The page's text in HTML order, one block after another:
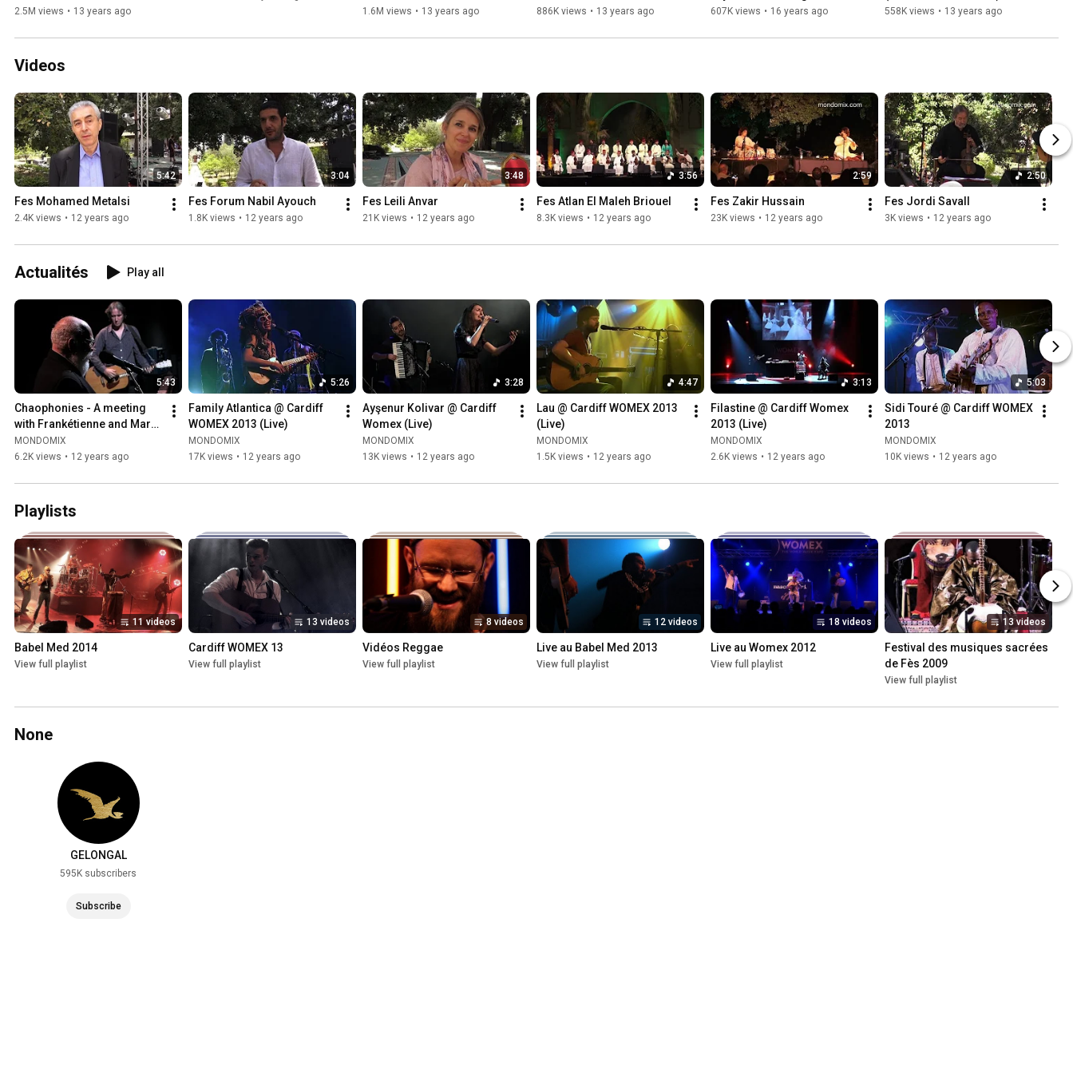
2.5M views • 13 years ago 1.6M views • 13 years ago 886K views • 13 years ago
Festival de Fès 2010
607K views • 16 years ago 558K views • 13 years ago
Videos
5:42
Fes Mohamed Metalsi
2.4K views • 12 years ago
3:04
Fes Forum Nabil Ayouch
1.8K views • 12 years ago
3:48
Fes Leili Anvar
21K views • 12 years ago
3:56
Fes Atlan El Maleh Briouel
8.3K views • 12 years ago
2:59
Fes Zakir Hussain
23K views • 12 years ago
2:50
Fes Jordi Savall
3K views • 12 years ago
Actualités Play all
5:43
Chaophonies - A meeting
with Frankétienne and Mark
Mulholland
MONDOMIX
6.2K views • 12 years ago
5:26
Family Atlantica @ Cardiff
WOMEX 2013 (Live)
MONDOMIX
17K views • 12 years ago
3:28
Ayşenur Kolivar @ Cardiff
Womex (Live)
MONDOMIX
13K views • 12 years ago
4:47
Lau @ Cardiff WOMEX 2013
(Live)
MONDOMIX
1.5K views • 12 years ago
3:13
Filastine @ Cardiff Womex
2013 (Live)
MONDOMIX
2.6K views • 12 years ago
5:03
Sidi Touré @ Cardiff WOMEX
2013
MONDOMIX
10K views • 12 years ago
Playlists
11 videos
Babel Med 2014
View full playlist
13 videos
Cardiff WOMEX 13
View full playlist
8 videos
Vidéos Reggae
View full playlist
12 videos
Live au Babel Med 2013
View full playlist
18 videos
Live au Womex 2012
View full playlist
13 videos
Festival des musiques sacrées
de Fès 2009
View full playlist
None
GELONGAL
595K subscribers
Subscribe